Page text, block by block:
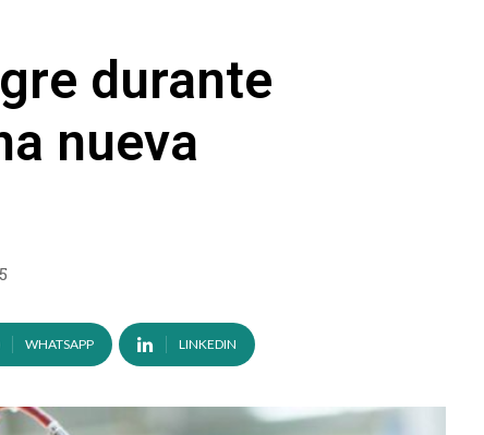
durante
nueva
WHATSAPP LINKEDIN